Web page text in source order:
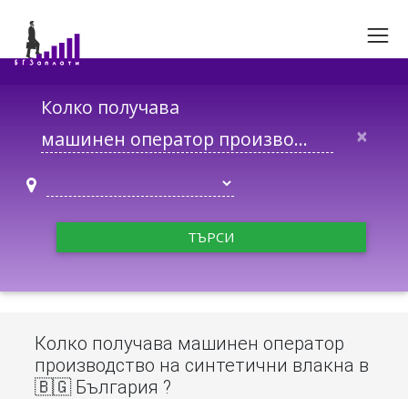
Колко получава
×
ТЪРСИ
Колко получава машинен оператор
производство на синтетични влакна в
🇧🇬 България ?